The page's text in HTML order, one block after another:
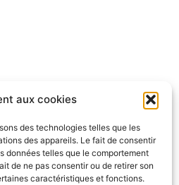
aux cookies
des technologies telles que les
des appareils. Le fait de consentir
données telles que le comportement
de ne pas consentir ou de retirer son
caractéristiques et fonctions.